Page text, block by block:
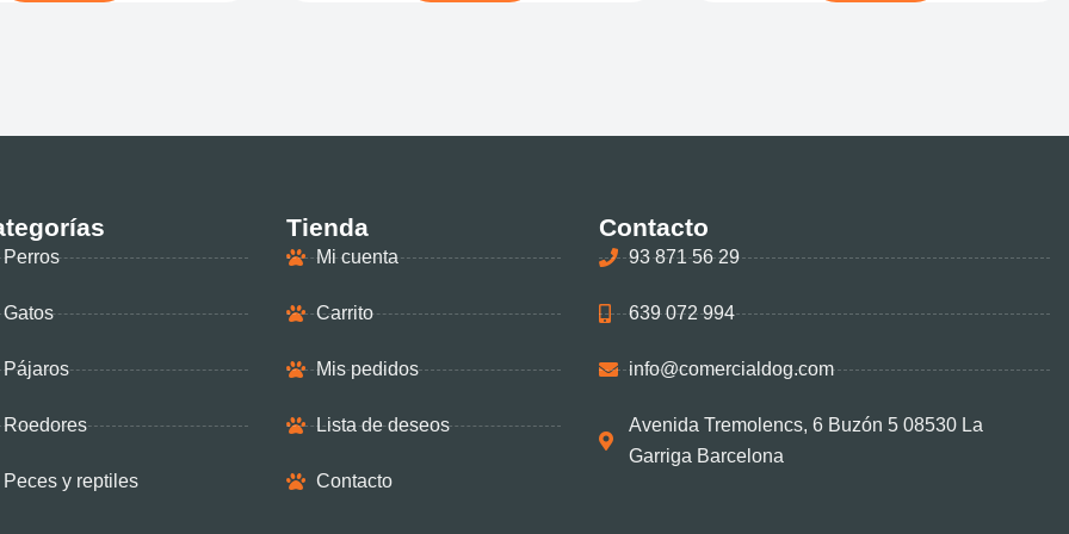
Perros
Gatos
Pájaros
Roedores
Peces y reptiles
Tienda
Mi cuenta
Carrito
Mis pedidos
Lista de deseos
Contacto
Contacto
93 871 56 29
639 072 994
info@comercialdog.com
Avenida Tremolencs, 6 Buzón 5 08530 La
Garriga Barcelona